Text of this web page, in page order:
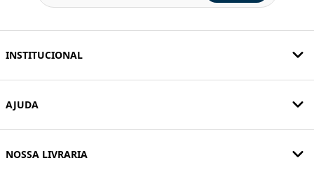
INSTITUCIONAL
AJUDA
NOSSA LIVRARIA